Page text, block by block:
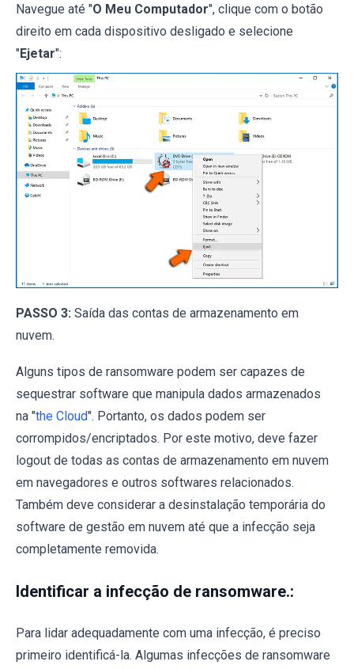
Navegue até "O Meu Computador", clique com o botão
direito em cada dispositivo desligado e selecione
"Ejetar":
PASSO 3: Saída das contas de armazenamento em
nuvem.
Alguns tipos de ransomware podem ser capazes de
sequestrar software que manipula dados armazenados
na "the Cloud". Portanto, os dados podem ser
corrompidos/encriptados. Por este motivo, deve fazer
logout de todas as contas de armazenamento em nuvem
em navegadores e outros softwares relacionados.
Também deve considerar a desinstalação temporária do
software de gestão em nuvem até que a infecção seja
completamente removida.
Identificar a infecção de ransomware.:
Para lidar adequadamente com uma infecção, é preciso
primeiro identificá-la. Algumas infecções de ransomware